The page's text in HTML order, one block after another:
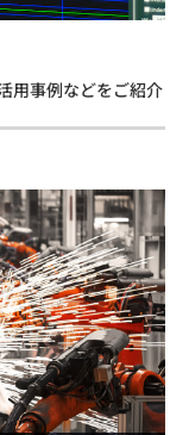
用事例などをご紹介